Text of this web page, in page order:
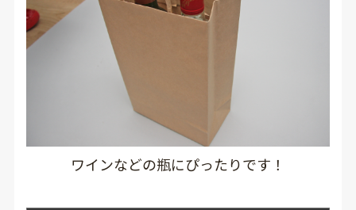
ワインなどの瓶にぴったりです！